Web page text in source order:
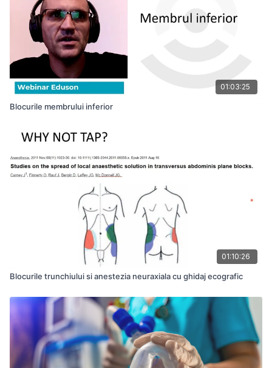
01:03:25
Blocurile membrului inferior
01:10:26
Blocurile trunchiului si anestezia neuraxiala cu ghidaj ecografic